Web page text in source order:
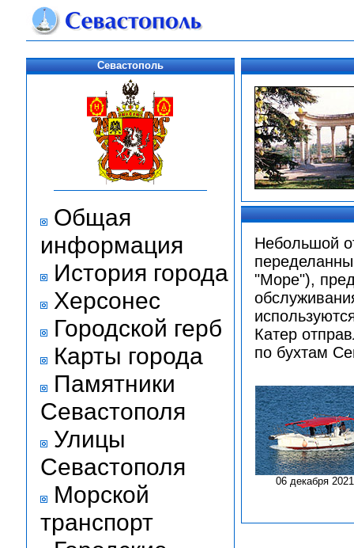
Севастополь
Общая
информация
История города
Херсонес
Городской герб
Карты города
Памятники
Севастополя
Улицы
Севастополя
Морской
транспорт
Небольшой
"Море"),
Катер
по бухтам
06 декабря 2021